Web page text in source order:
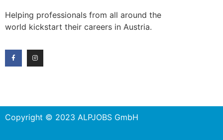
Helping professionals from all around the
world kickstart their careers in Austria.
Copyright © 2023 ALPJOBS GmbH